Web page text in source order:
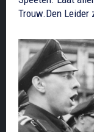
Trouw.Den Leider